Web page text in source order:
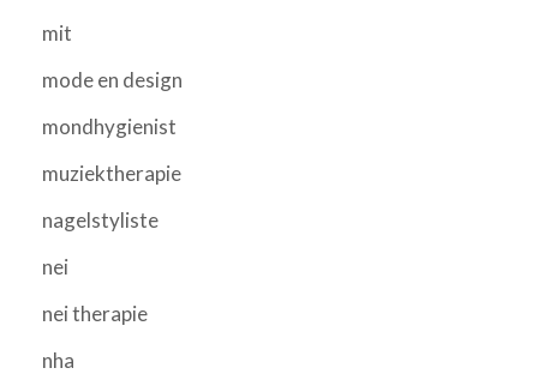
mit
mode en design
mondhygienist
muziektherapie
nagelstyliste
nei
nei therapie
nha